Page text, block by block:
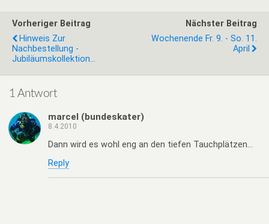
Vorheriger Beitrag
Hinweis Zur
Nachbestellung -
Jubiläumskollektion...
Nächster Beitrag
Wochenende Fr. 9. - So. 11.
April
1 Antwort
marcel (bundeskater)
8.4.2010
Dann wird es wohl eng an den tiefen Tauchplätzen…
Reply